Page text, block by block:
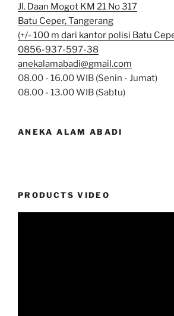
Jl. Daan Mogot KM 21 No 317
Batu Ceper, Tangerang
(+/- 100 m dari kantor polisi Batu
0856-937-597-38
anekalamabadi@gmail.com
08.00 - 16.00 WIB (Senin - Jumat)
08.00 - 13.00 WIB (Sabtu)
ANEKA ALAM ABADI
PRODUCTS VIDEO